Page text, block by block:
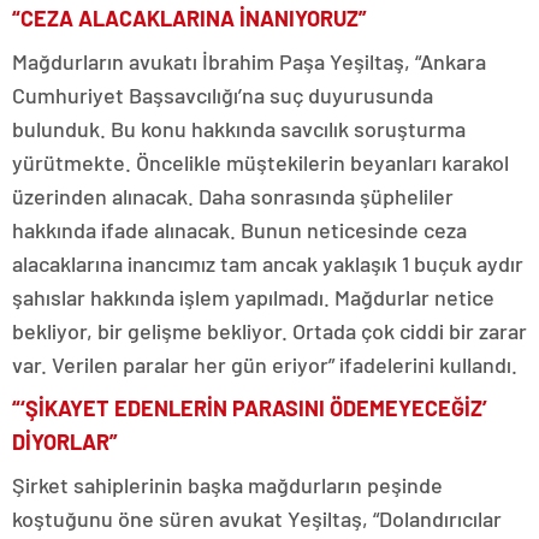
“CEZA ALACAKLARINA İNANIYORUZ”
Mağdurların avukatı İbrahim Paşa Yeşiltaş, “Ankara
Cumhuriyet Başsavcılığı’na suç duyurusunda
bulunduk. Bu konu hakkında savcılık soruşturma
yürütmekte. Öncelikle müştekilerin beyanları karakol
üzerinden alınacak. Daha sonrasında şüpheliler
hakkında ifade alınacak. Bunun neticesinde ceza
alacaklarına inancımız tam ancak yaklaşık 1 buçuk aydır
şahıslar hakkında işlem yapılmadı. Mağdurlar netice
bekliyor, bir gelişme bekliyor. Ortada çok ciddi bir zarar
var. Verilen paralar her gün eriyor” ifadelerini kullandı.
“‘ŞİKAYET EDENLERİN PARASINI ÖDEMEYECEĞİZ’
DİYORLAR”
Şirket sahiplerinin başka mağdurların peşinde
koştuğunu öne süren avukat Yeşiltaş, “Dolandırıcılar